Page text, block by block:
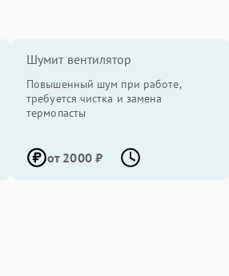
Шумит вентилятор
Повышенный шум при работе,
требуется чистка и замена
термопасты
от 2000 ₽